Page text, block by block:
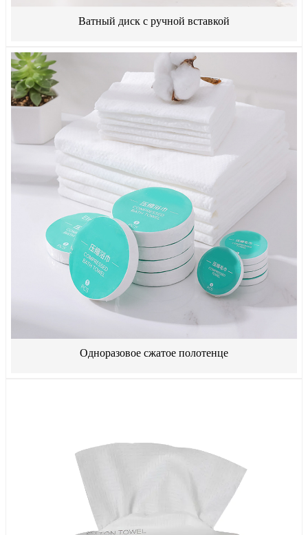
Ватный диск с ручной вставкой
Одноразовое сжатое полотенце